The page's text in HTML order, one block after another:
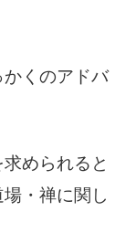
くのアドバ
められると
・禅に関し